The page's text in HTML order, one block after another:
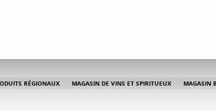
RÉGIONAUX MAGASIN DE VINS ET SPIRITUEUX MAGASIN